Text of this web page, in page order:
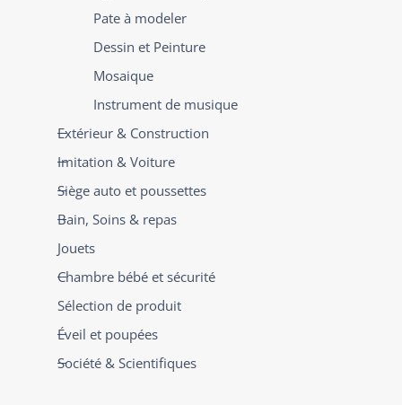
Pate à modeler
Dessin et Peinture
Mosaique
Instrument de musique
Extérieur & Construction
Imitation & Voiture
Siège auto et poussettes
Bain, Soins & repas
Jouets
Chambre bébé et sécurité
Sélection de produit
Éveil et poupées
Société & Scientifiques